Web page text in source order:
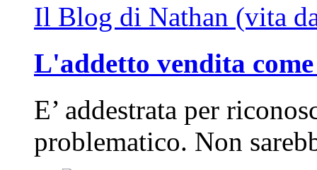
Il Blog di Nathan (vita
L'addetto vendita
E’ addestrata per
problematico. Non